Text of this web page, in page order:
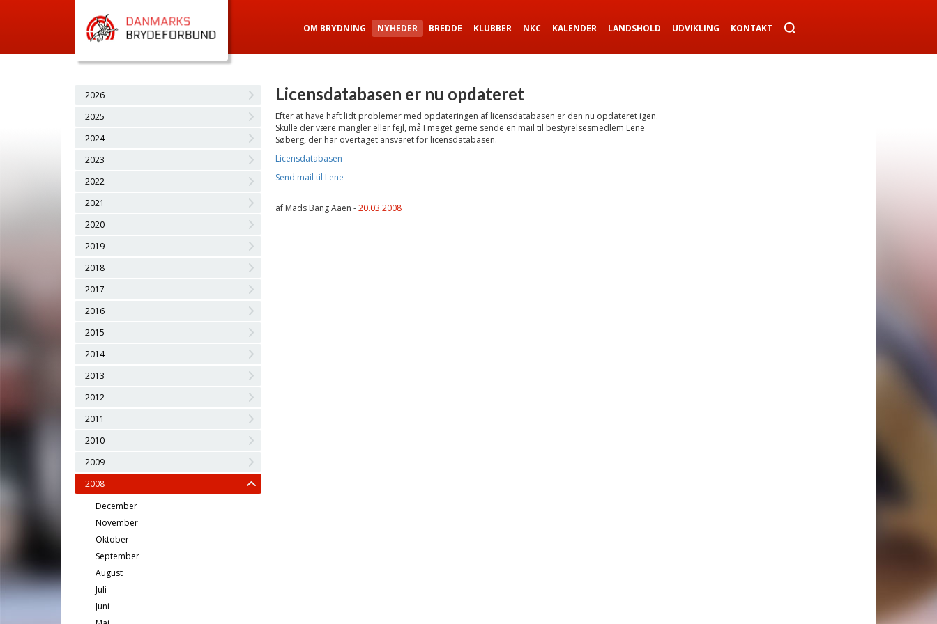
OM BRYDNING NYHEDER BREDDE KLUBBER NKC KALENDER LANDSHOLD UDVIKLING KONTAKT
2026
2025
2024
2023
2022
2021
2020
2019
2018
2017
2016
2015
2014
2013
2012
2011
2010
2009
2008
December
November
Oktober
September
August
Juli
Juni
Licensdatabasen er nu opdateret
Efter at have haft lidt problemer med opdateringen af licensdatabasen er den nu opdateret igen.
Skulle der være mangler eller fejl, må I meget gerne sende en mail til bestyrelsesmedlem Lene
Søberg, der har overtaget ansvaret for licensdatabasen.
Licensdatabasen
Send mail til Lene
af Mads Bang Aaen -20.03.2008